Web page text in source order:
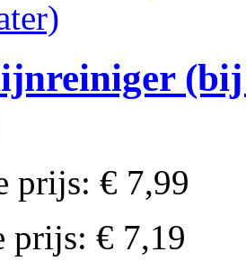
prijs: € 7,99
prijs: € 7,19